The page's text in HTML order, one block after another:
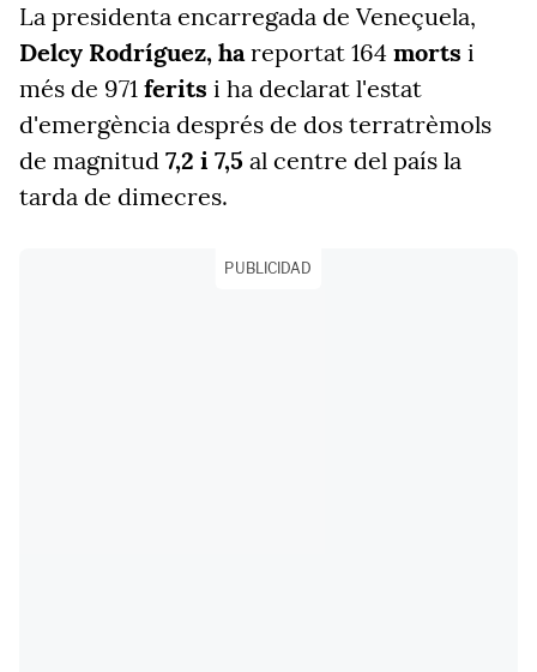
La presidenta encarregada de Veneçuela,
Delcy Rodríguez, hareportat 164 morts i
més de 971 ferits i ha declarat l'estat
d'emergència després de dos terratrèmols
de magnitud 7,2 i 7,5 al centre del país la
tarda de dimecres.
PUBLICIDAD